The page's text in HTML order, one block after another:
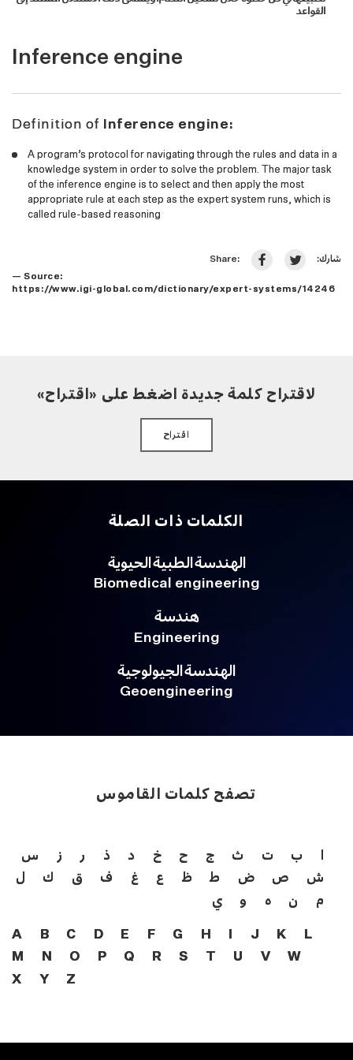
Inference engine
Definition of Inference engine:
A program’s protocol for navigating through the rules and data in a
knowledge system in order to solve the problem. The major task
of the inference engine is to select and then apply the most
appropriate rule at each step as the expert system runs, which is
called rule-based reasoning
القواعد
— Source:
https://www.igi-global.com/dictionary/expert-systems/14246
Share: شارك:
لاقتراح كلمة جديدة اضغط على «اقتراح»
اقتراح
الكلمات ذات الصلة
Biomedical engineering
الهندسة الطبية الحيوية
Engineering
هندسة
Geoengineering
الهندسة الجيولوجية
تصفح كلمات القاموس
A B C D E F G H J K
L
M
N O P Q R S T U V
W
X
Y Z
ا ب ت ث ج ح خ د ذ ر ز
س
ش
ص ض ط ظ ع غ ف ق ك
ل
م
ن ه و ي